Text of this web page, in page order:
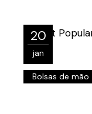
20
jan
Bolsas de mão